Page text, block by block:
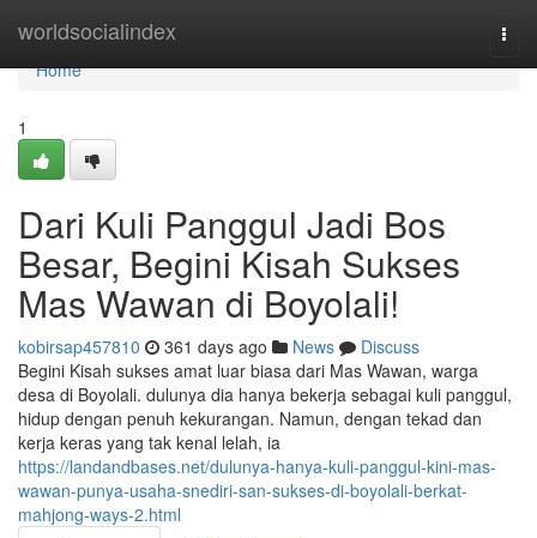
worldsocialindex
Home
Home
1
Dari Kuli Panggul Jadi Bos
Besar, Begini Kisah Sukses
Mas Wawan di Boyolali!
kobirsap457810 361 days ago News
Discuss
Begini Kisah sukses amat luar biasa dari Mas Wawan, warga
desa di Boyolali. dulunya dia hanya bekerja sebagai kuli panggul,
hidup dengan penuh kekurangan. Namun, dengan tekad dan
kerja keras yang tak kenal lelah, ia
https://landandbases.net/dulunya-hanya-kuli-panggul-kini-mas-
wawan-punya-usaha-snediri-san-sukses-di-boyolali-berkat-
mahjong-ways-2.html